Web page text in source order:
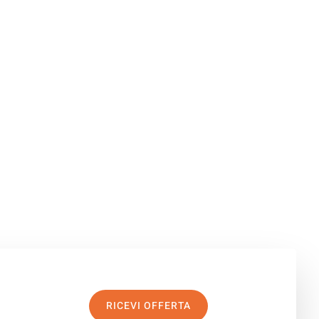
RICEVI OFFERTA